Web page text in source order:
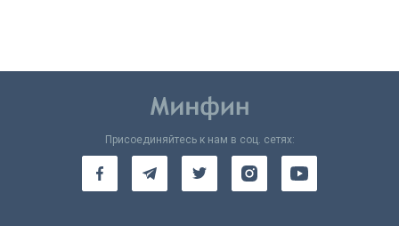
Присоединяйтесь к нам в соц. сетях: